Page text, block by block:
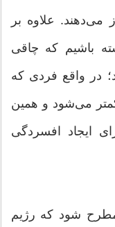
می‌دهند. علاوه بر
باشیم كه چاقی
در واقع فردی كه
می‌شود و همین
ایجاد افسردگی
شود كه رژیم